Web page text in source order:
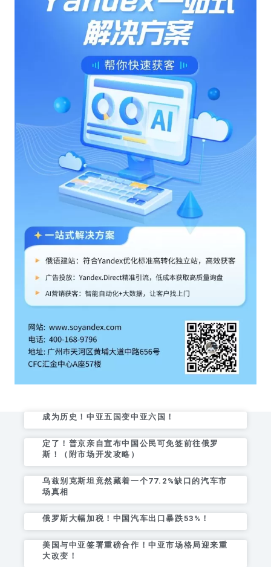
成为历史！中亚五国变中亚六国！
定了！普京亲自宣布中国公民可免签前往俄罗
斯！（附市场开发攻略）
乌兹别克斯坦竟然藏着一个77.2%缺口的汽车市
场真相
俄罗斯大幅加税！中国汽车出口暴跌53%！
美国与中亚签署重磅合作！中亚市场格局迎来重
大改变！